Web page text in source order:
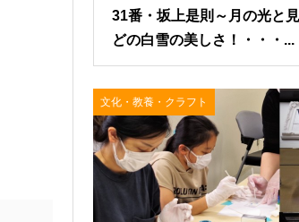
31番・坂上是則～月の光と
どの白雪の美しさ！・・・...
文化・教養・クラフト